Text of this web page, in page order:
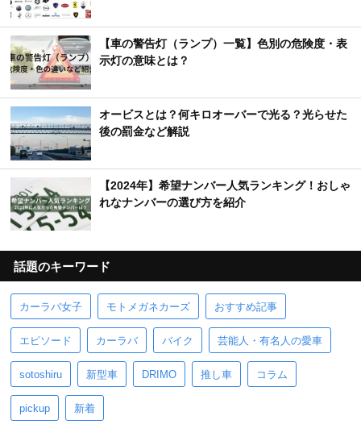
【車の警告灯（ランプ）一覧】色別の危険度・表
示灯の意味とは？
オービスとは？何キロオーバーで光る？光らせた
後の罰金など解説
【2024年】希望ナンバー人気ランキング！おしゃ
れなナンバーの選び方を紹介
話題のキーワード
カーラバ女子 モトメガネカーズ おすすめ記事
エピソード カーラバ バイク 芸能人・有名人の愛車
sotoshiru 新型車 DRIMO 推し車 コラム
pickup 新着